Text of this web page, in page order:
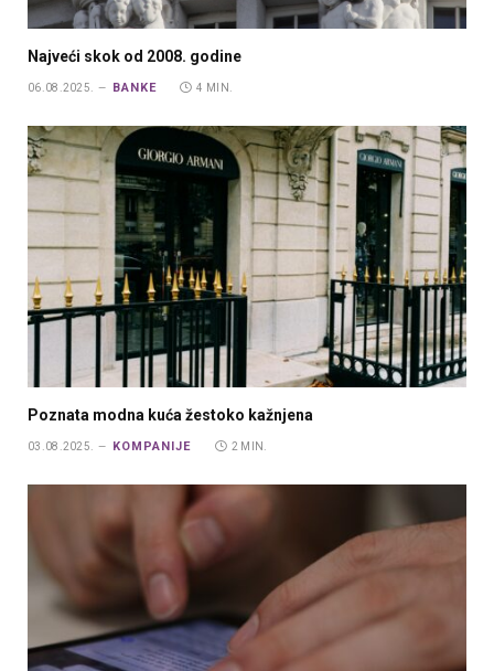
Najveći skok od 2008. godine
06.08.2025. BANKE 4 MIN.
Poznata modna kuća žestoko kažnjena
03.08.2025. KOMPANIJE 2 MIN.